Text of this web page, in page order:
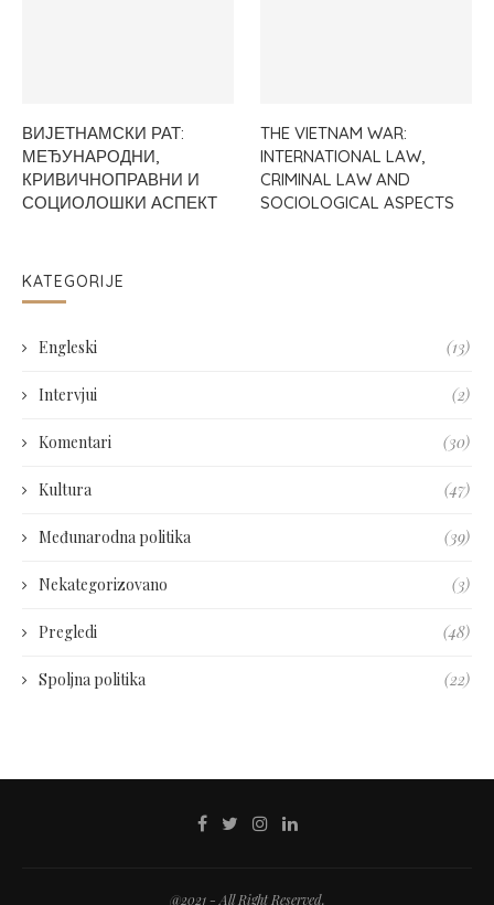
ВИЈЕТНАМСКИ РАТ:
МЕЂУНАРОДНИ,
КРИВИЧНОПРАВНИ И
СОЦИОЛОШКИ АСПЕКТ
THE VIETNAM WAR:
INTERNATIONAL LAW,
CRIMINAL LAW AND
SOCIOLOGICAL ASPECTS
KATEGORIJE
Engleski (13)
Intervjui (2)
Komentari (30)
Kultura (47)
Međunarodna politika (39)
Nekategorizovano (3)
Pregledi (48)
Spoljna politika (22)
@2021 - All Right Reserved.